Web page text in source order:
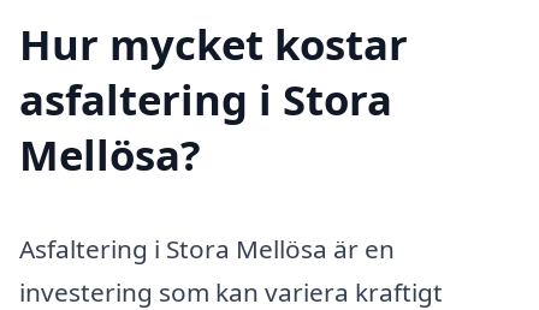
Hur mycket kostar
asfaltering i Stora
Mellösa?
Asfaltering i Stora Mellösa är en
investering som kan variera kraftigt